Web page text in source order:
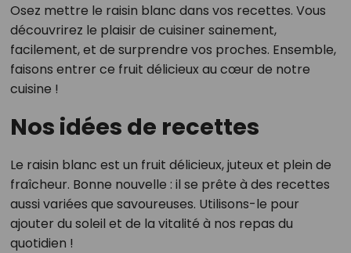
Osez mettre le raisin blanc dans vos recettes. Vous
découvrirez le plaisir de cuisiner sainement,
facilement, et de surprendre vos proches. Ensemble,
faisons entrer ce fruit délicieux au cœur de notre
cuisine !
Nos idées de recettes
Le raisin blanc est un fruit délicieux, juteux et plein de
fraîcheur. Bonne nouvelle : il se prête à des recettes
aussi variées que savoureuses. Utilisons-le pour
ajouter du soleil et de la vitalité à nos repas du
quotidien !